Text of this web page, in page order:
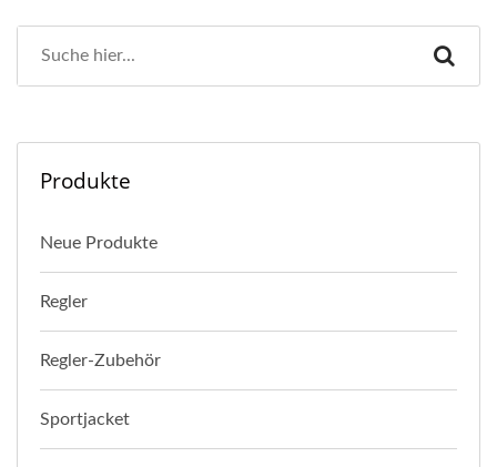
Produkte
Neue Produkte
Regler
Regler-Zubehör
Sportjacket